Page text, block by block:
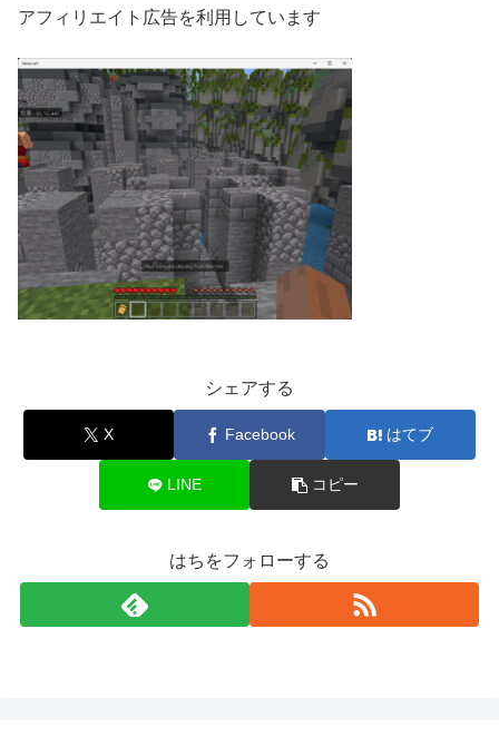
アフィリエイト広告を利用しています
シェアする
X Facebook はてブ
LINE コピー
はちをフォローする